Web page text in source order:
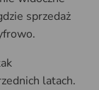
sprzedaż
latach.